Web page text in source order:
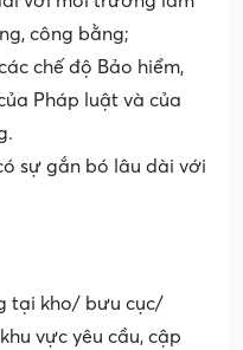
công bằng;
chế độ Bảo hiểm,
Pháp luật và của
sự gắn bó lâu dài với
tại kho/ bưu cục/
vực yêu cầu, cập